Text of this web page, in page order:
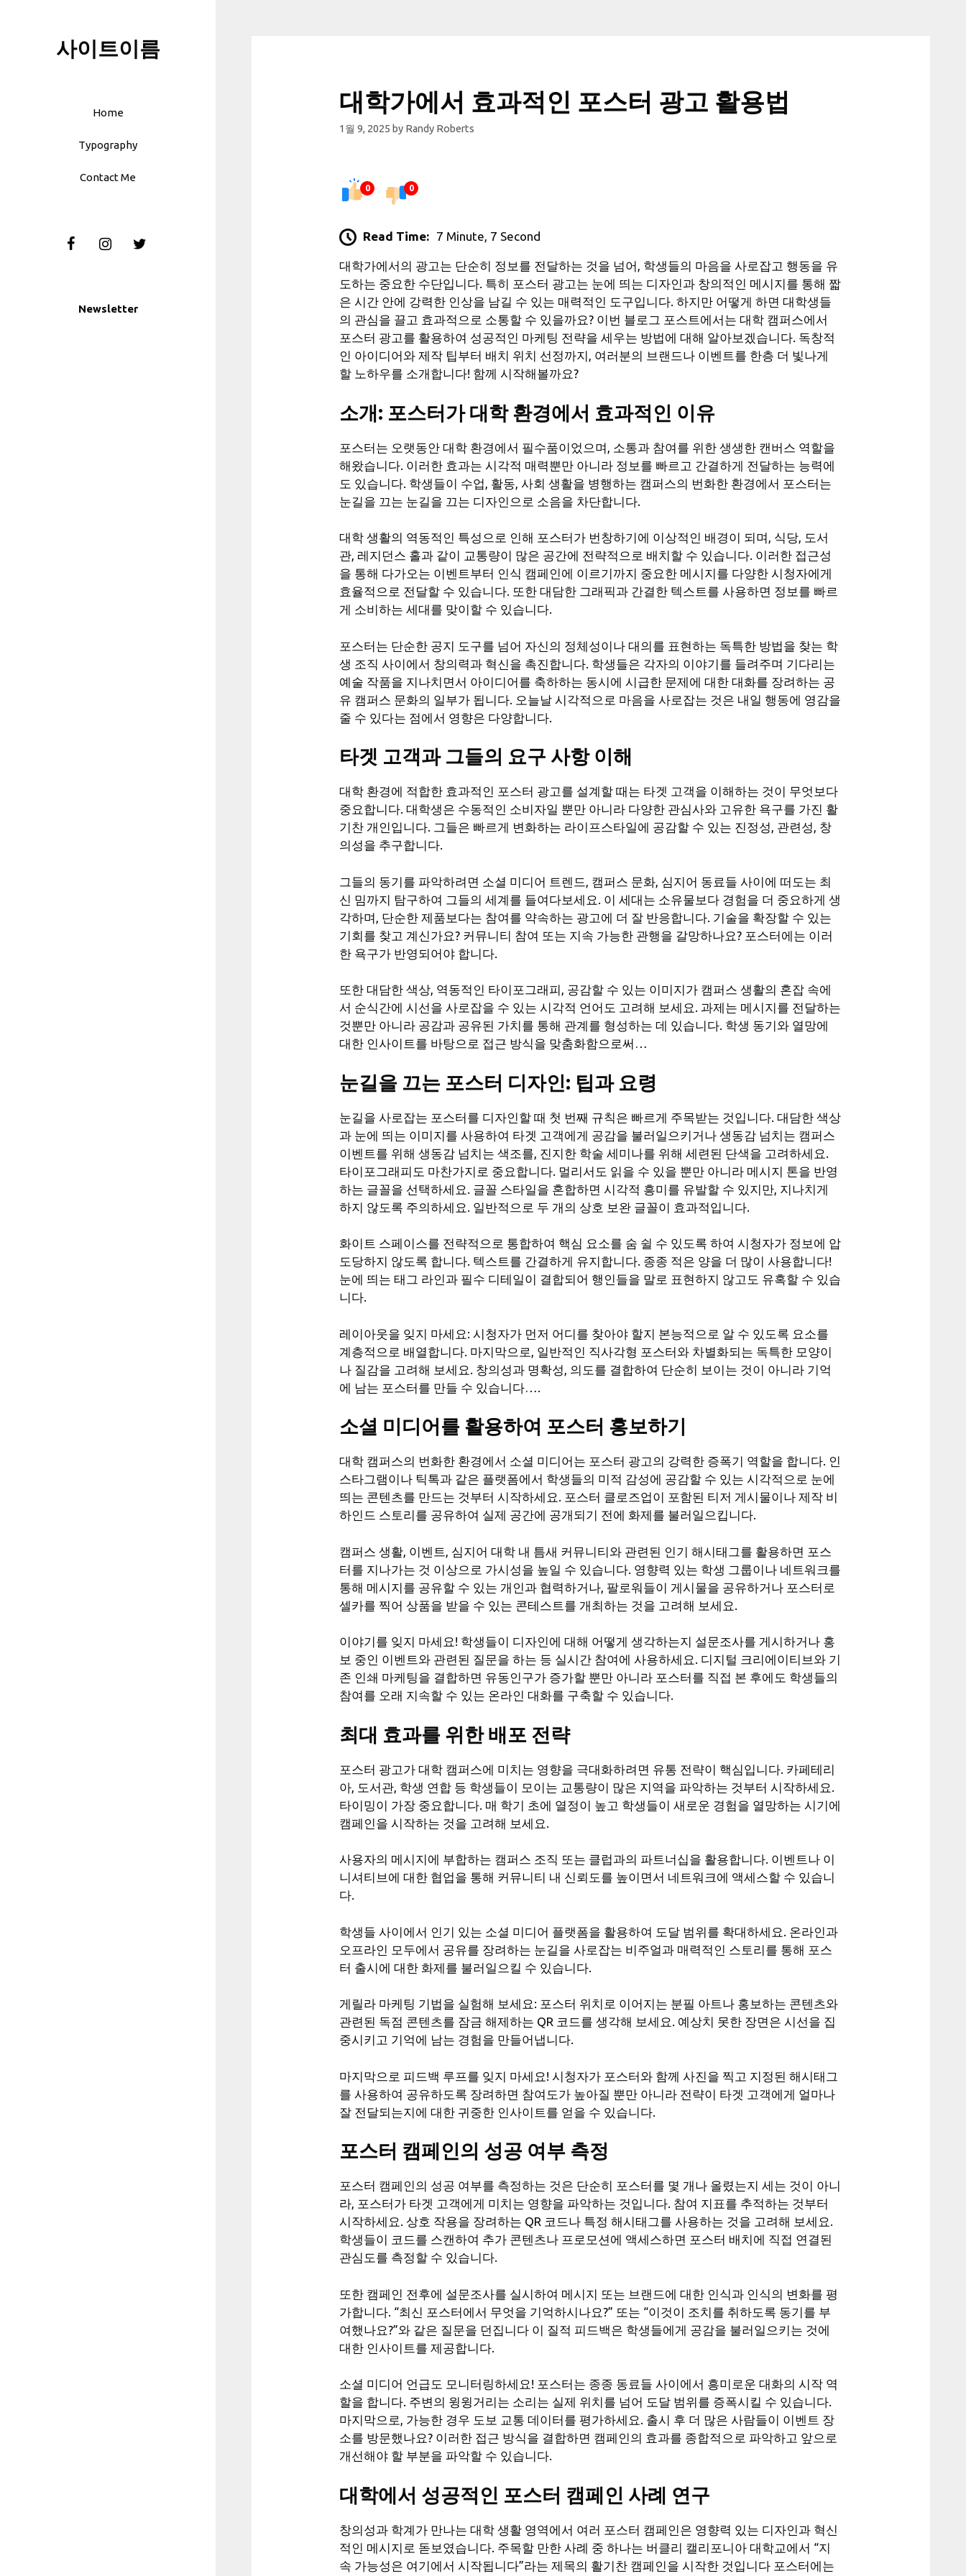
사이트이름
Home
Typography
Contact Me
Newsletter
대학가에서 효과적인 포스터 광고 활용법
1월 9, 2025 by Randy Roberts
0 0
Read Time: 7 Minute, 7 Second
대학가에서의 광고는 단순히 정보를 전달하는 것을 넘어, 학생들의 마음을 사로잡고 행동을 유
도하는 중요한 수단입니다. 특히 포스터 광고는 눈에 띄는 디자인과 창의적인 메시지를 통해 짧
은 시간 안에 강력한 인상을 남길 수 있는 매력적인 도구입니다. 하지만 어떻게 하면 대학생들
의 관심을 끌고 효과적으로 소통할 수 있을까요? 이번 블로그 포스트에서는 대학 캠퍼스에서
포스터 광고를 활용하여 성공적인 마케팅 전략을 세우는 방법에 대해 알아보겠습니다. 독창적
인 아이디어와 제작 팁부터 배치 위치 선정까지, 여러분의 브랜드나 이벤트를 한층 더 빛나게
할 노하우를 소개합니다! 함께 시작해볼까요?
소개: 포스터가 대학 환경에서 효과적인 이유
포스터는 오랫동안 대학 환경에서 필수품이었으며, 소통과 참여를 위한 생생한 캔버스 역할을
해왔습니다. 이러한 효과는 시각적 매력뿐만 아니라 정보를 빠르고 간결하게 전달하는 능력에
도 있습니다. 학생들이 수업, 활동, 사회 생활을 병행하는 캠퍼스의 번화한 환경에서 포스터는
눈길을 끄는 눈길을 끄는 디자인으로 소음을 차단합니다.
대학 생활의 역동적인 특성으로 인해 포스터가 번창하기에 이상적인 배경이 되며, 식당, 도서
관, 레지던스 홀과 같이 교통량이 많은 공간에 전략적으로 배치할 수 있습니다. 이러한 접근성
을 통해 다가오는 이벤트부터 인식 캠페인에 이르기까지 중요한 메시지를 다양한 시청자에게
효율적으로 전달할 수 있습니다. 또한 대담한 그래픽과 간결한 텍스트를 사용하면 정보를 빠르
게 소비하는 세대를 맞이할 수 있습니다.
포스터는 단순한 공지 도구를 넘어 자신의 정체성이나 대의를 표현하는 독특한 방법을 찾는 학
생 조직 사이에서 창의력과 혁신을 촉진합니다. 학생들은 각자의 이야기를 들려주며 기다리는
예술 작품을 지나치면서 아이디어를 축하하는 동시에 시급한 문제에 대한 대화를 장려하는 공
유 캠퍼스 문화의 일부가 됩니다. 오늘날 시각적으로 마음을 사로잡는 것은 내일 행동에 영감을
줄 수 있다는 점에서 영향은 다양합니다.
타겟 고객과 그들의 요구 사항 이해
대학 환경에 적합한 효과적인 포스터 광고를 설계할 때는 타겟 고객을 이해하는 것이 무엇보다
중요합니다. 대학생은 수동적인 소비자일 뿐만 아니라 다양한 관심사와 고유한 욕구를 가진 활
기찬 개인입니다. 그들은 빠르게 변화하는 라이프스타일에 공감할 수 있는 진정성, 관련성, 창
의성을 추구합니다.
그들의 동기를 파악하려면 소셜 미디어 트렌드, 캠퍼스 문화, 심지어 동료들 사이에 떠도는 최
신 밈까지 탐구하여 그들의 세계를 들여다보세요. 이 세대는 소유물보다 경험을 더 중요하게 생
각하며, 단순한 제품보다는 참여를 약속하는 광고에 더 잘 반응합니다. 기술을 확장할 수 있는
기회를 찾고 계신가요? 커뮤니티 참여 또는 지속 가능한 관행을 갈망하나요? 포스터에는 이러
한 욕구가 반영되어야 합니다.
또한 대담한 색상, 역동적인 타이포그래피, 공감할 수 있는 이미지가 캠퍼스 생활의 혼잡 속에
서 순식간에 시선을 사로잡을 수 있는 시각적 언어도 고려해 보세요. 과제는 메시지를 전달하는
것뿐만 아니라 공감과 공유된 가치를 통해 관계를 형성하는 데 있습니다. 학생 동기와 열망에
대한 인사이트를 바탕으로 접근 방식을 맞춤화함으로써…
눈길을 끄는 포스터 디자인: 팁과 요령
눈길을 사로잡는 포스터를 디자인할 때 첫 번째 규칙은 빠르게 주목받는 것입니다. 대담한 색상
과 눈에 띄는 이미지를 사용하여 타겟 고객에게 공감을 불러일으키거나 생동감 넘치는 캠퍼스
이벤트를 위해 생동감 넘치는 색조를, 진지한 학술 세미나를 위해 세련된 단색을 고려하세요.
타이포그래피도 마찬가지로 중요합니다. 멀리서도 읽을 수 있을 뿐만 아니라 메시지 톤을 반영
하는 글꼴을 선택하세요. 글꼴 스타일을 혼합하면 시각적 흥미를 유발할 수 있지만, 지나치게
하지 않도록 주의하세요. 일반적으로 두 개의 상호 보완 글꼴이 효과적입니다.
화이트 스페이스를 전략적으로 통합하여 핵심 요소를 숨 쉴 수 있도록 하여 시청자가 정보에 압
도당하지 않도록 합니다. 텍스트를 간결하게 유지합니다. 종종 적은 양을 더 많이 사용합니다!
눈에 띄는 태그 라인과 필수 디테일이 결합되어 행인들을 말로 표현하지 않고도 유혹할 수 있습
니다.
레이아웃을 잊지 마세요: 시청자가 먼저 어디를 찾아야 할지 본능적으로 알 수 있도록 요소를
계층적으로 배열합니다. 마지막으로, 일반적인 직사각형 포스터와 차별화되는 독특한 모양이
나 질감을 고려해 보세요. 창의성과 명확성, 의도를 결합하여 단순히 보이는 것이 아니라 기억
에 남는 포스터를 만들 수 있습니다….
소셜 미디어를 활용하여 포스터 홍보하기
대학 캠퍼스의 번화한 환경에서 소셜 미디어는 포스터 광고의 강력한 증폭기 역할을 합니다. 인
스타그램이나 틱톡과 같은 플랫폼에서 학생들의 미적 감성에 공감할 수 있는 시각적으로 눈에
띄는 콘텐츠를 만드는 것부터 시작하세요. 포스터 클로즈업이 포함된 티저 게시물이나 제작 비
하인드 스토리를 공유하여 실제 공간에 공개되기 전에 화제를 불러일으킵니다.
캠퍼스 생활, 이벤트, 심지어 대학 내 틈새 커뮤니티와 관련된 인기 해시태그를 활용하면 포스
터를 지나가는 것 이상으로 가시성을 높일 수 있습니다. 영향력 있는 학생 그룹이나 네트워크를
통해 메시지를 공유할 수 있는 개인과 협력하거나, 팔로워들이 게시물을 공유하거나 포스터로
셀카를 찍어 상품을 받을 수 있는 콘테스트를 개최하는 것을 고려해 보세요.
이야기를 잊지 마세요! 학생들이 디자인에 대해 어떻게 생각하는지 설문조사를 게시하거나 홍
보 중인 이벤트와 관련된 질문을 하는 등 실시간 참여에 사용하세요. 디지털 크리에이티브와 기
존 인쇄 마케팅을 결합하면 유동인구가 증가할 뿐만 아니라 포스터를 직접 본 후에도 학생들의
참여를 오래 지속할 수 있는 온라인 대화를 구축할 수 있습니다.
최대 효과를 위한 배포 전략
포스터 광고가 대학 캠퍼스에 미치는 영향을 극대화하려면 유통 전략이 핵심입니다. 카페테리
아, 도서관, 학생 연합 등 학생들이 모이는 교통량이 많은 지역을 파악하는 것부터 시작하세요.
타이밍이 가장 중요합니다. 매 학기 초에 열정이 높고 학생들이 새로운 경험을 열망하는 시기에
캠페인을 시작하는 것을 고려해 보세요.
사용자의 메시지에 부합하는 캠퍼스 조직 또는 클럽과의 파트너십을 활용합니다. 이벤트나 이
니셔티브에 대한 협업을 통해 커뮤니티 내 신뢰도를 높이면서 네트워크에 액세스할 수 있습니
다.
학생들 사이에서 인기 있는 소셜 미디어 플랫폼을 활용하여 도달 범위를 확대하세요. 온라인과
오프라인 모두에서 공유를 장려하는 눈길을 사로잡는 비주얼과 매력적인 스토리를 통해 포스
터 출시에 대한 화제를 불러일으킬 수 있습니다.
게릴라 마케팅 기법을 실험해 보세요: 포스터 위치로 이어지는 분필 아트나 홍보하는 콘텐츠와
관련된 독점 콘텐츠를 잠금 해제하는 QR 코드를 생각해 보세요. 예상치 못한 장면은 시선을 집
중시키고 기억에 남는 경험을 만들어냅니다.
마지막으로 피드백 루프를 잊지 마세요! 시청자가 포스터와 함께 사진을 찍고 지정된 해시태그
를 사용하여 공유하도록 장려하면 참여도가 높아질 뿐만 아니라 전략이 타겟 고객에게 얼마나
잘 전달되는지에 대한 귀중한 인사이트를 얻을 수 있습니다.
포스터 캠페인의 성공 여부 측정
포스터 캠페인의 성공 여부를 측정하는 것은 단순히 포스터를 몇 개나 올렸는지 세는 것이 아니
라, 포스터가 타겟 고객에게 미치는 영향을 파악하는 것입니다. 참여 지표를 추적하는 것부터
시작하세요. 상호 작용을 장려하는 QR 코드나 특정 해시태그를 사용하는 것을 고려해 보세요.
학생들이 코드를 스캔하여 추가 콘텐츠나 프로모션에 액세스하면 포스터 배치에 직접 연결된
관심도를 측정할 수 있습니다.
또한 캠페인 전후에 설문조사를 실시하여 메시지 또는 브랜드에 대한 인식과 인식의 변화를 평
가합니다. “최신 포스터에서 무엇을 기억하시나요?” 또는 “이것이 조치를 취하도록 동기를 부
여했나요?”와 같은 질문을 던집니다 이 질적 피드백은 학생들에게 공감을 불러일으키는 것에
대한 인사이트를 제공합니다.
소셜 미디어 언급도 모니터링하세요! 포스터는 종종 동료들 사이에서 흥미로운 대화의 시작 역
할을 합니다. 주변의 윙윙거리는 소리는 실제 위치를 넘어 도달 범위를 증폭시킬 수 있습니다.
마지막으로, 가능한 경우 도보 교통 데이터를 평가하세요. 출시 후 더 많은 사람들이 이벤트 장
소를 방문했나요? 이러한 접근 방식을 결합하면 캠페인의 효과를 종합적으로 파악하고 앞으로
개선해야 할 부분을 파악할 수 있습니다.
대학에서 성공적인 포스터 캠페인 사례 연구
창의성과 학계가 만나는 대학 생활 영역에서 여러 포스터 캠페인은 영향력 있는 디자인과 혁신
적인 메시지로 돋보였습니다. 주목할 만한 사례 중 하나는 버클리 캘리포니아 대학교에서 “지
속 가능성은 여기에서 시작됩니다”라는 제목의 활기찬 캠페인을 시작한 것입니다 포스터에는